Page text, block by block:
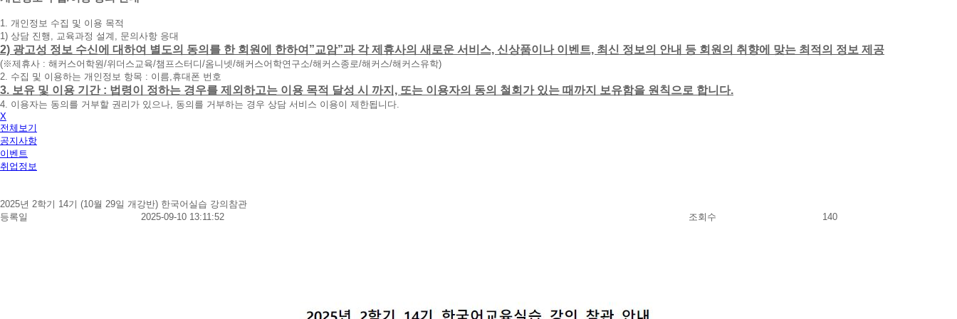
휴
대
폰
번
호
를
입
력
하
시
면
빠
간
내
1. 개인정보 수집 및 이용 목적
1) 상담 진행, 교육과정 설계, 문의사항 응대
2) 광고성 정보 수신에 대하여 별도의 동의를 한 회원에 한하여”교암”과 각 제휴사의 새로운 서비스, 신상품이나 이벤트, 최신 정보의 안내 등 회원의 취향에 맞는 최적의 정보 제공
(※제휴사 : 해커스어학원/위더스교육/챔프스터디/옴니넷/해커스어학연구소/해커스종로/해커스/해커스유학)
2. 수집 및 이용하는 개인정보 항목 : 이름,휴대폰 번호
3. 보유 및 이용 기간 : 법령이 정하는 경우를 제외하고는 이용 목적 달성 시 까지, 또는 이용자의 동의 철회가 있는 때까지 보유함을 원칙으로 합니다.
4. 이용자는 동의를 거부할 권리가 있으나, 동의를 거부하는 경우 상담 서비스 이용이 제한됩니다.
X
전체보기
공지사항
이벤트
취업정보
2025년 2학기 14기 (10월 29일 개강반) 한국어실습 강의참관
등록일
2025-09-10 13:11:52 조회수 140